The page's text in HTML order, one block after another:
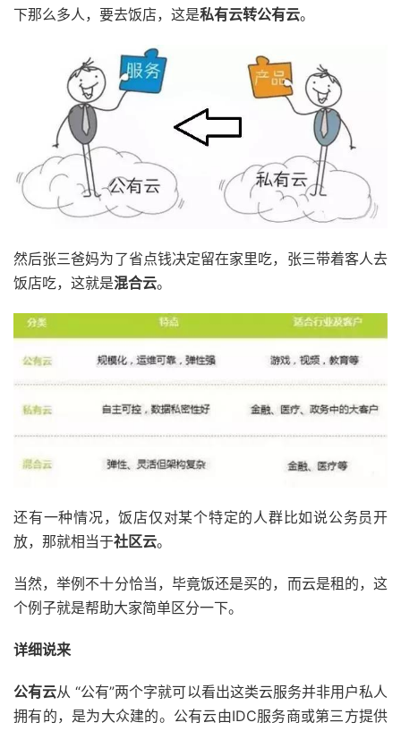
下那么多人，要去饭店，这是私有云转公有云。
然后张三爸妈为了省点钱决定留在家里吃，张三带着客人去
饭店吃，这就是混合云。
还有一种情况，饭店仅对某个特定的人群比如说公务员开
放，那就相当于社区云。
当然，举例不十分恰当，毕竟饭还是买的，而云是租的，这
个例子就是帮助大家简单区分一下。
详细说来
公有云从 “公有”两个字就可以看出这类云服务并非用户私人
拥有的，是为大众建的。公有云由IDC服务商或第三方提供